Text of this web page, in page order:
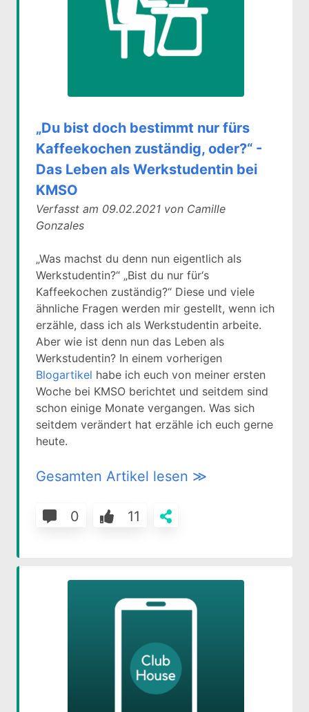
„Du bist doch bestimmt nur fürs
Kaffeekochen zuständig, oder?“ -
Das Leben als Werkstudentin bei
KMSO
Verfasst am 09.02.2021 von Camille
Gonzales
„Was machst du denn nun eigentlich als
Werkstudentin?“ „Bist du nur für‘s
Kaffeekochen zuständig?“ Diese und viele
ähnliche Fragen werden mir gestellt, wenn ich
erzähle, dass ich als Werkstudentin arbeite.
Aber wie ist denn nun das Leben als
Werkstudentin? In einem vorherigen
Blogartikel habe ich euch von meiner ersten
Woche bei KMSO berichtet und seitdem sind
schon einige Monate vergangen. Was sich
seitdem verändert hat erzähle ich euch gerne
heute.
Gesamten Artikel lesen ≫
0 11